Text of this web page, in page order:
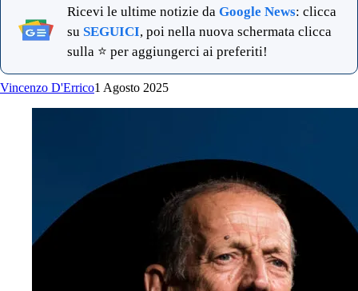
Ricevi le ultime notizie da Google News: clicca
su SEGUICI, poi nella nuova schermata clicca
sulla ⭐ per aggiungerci ai preferiti!
Vincenzo D'Errico1 Agosto 2025